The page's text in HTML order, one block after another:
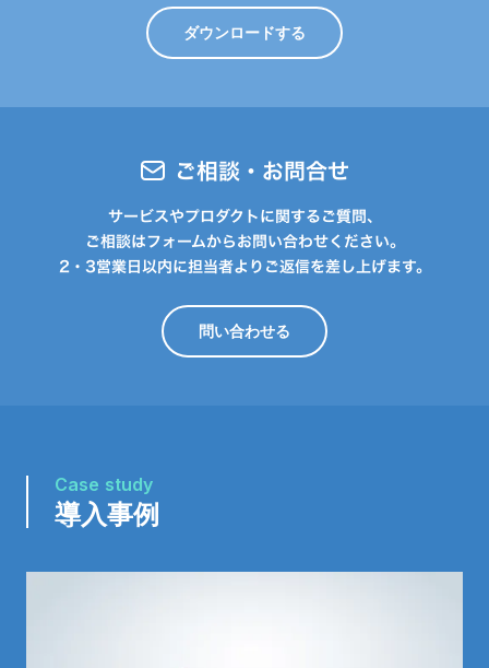
ダウンロードする
ご相談・お問合せ
サービスやプロダクトに関するご質問、
ご相談はフォームからお問い合わせください。
2・3営業日以内に担当者よりご返信を差し上げます。
問い合わせる
Case study
導入事例